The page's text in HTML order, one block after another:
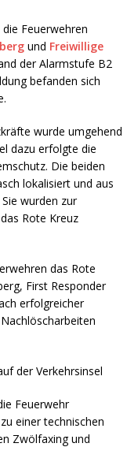
Feuerwehren
und Freiwillige
der Alarmstufe B2
befanden sich
wurde umgehend
dazu erfolgte die
Die beiden
lokalisiert und aus
wurden zur
Rote Kreuz
das Rote
First Responder
erfolgreicher
der Verkehrsinsel
Feuerwehr
einer technischen
Zwölfaxing und